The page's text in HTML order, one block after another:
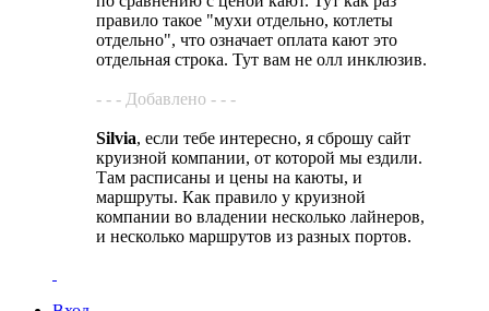
правило такое "мухи отдельно, котлеты
отдельно", что означает оплата кают это
отдельная строка. Тут вам не олл инклюзив.
- - - Добавлено - - -
Silvia, если тебе интересно, я сброшу сайт
круизной компании, от которой мы ездили.
Там расписаны и цены на каюты, и
маршруты. Как правило у круизной
компании во владении несколько лайнеров,
и несколько маршрутов из разных портов.